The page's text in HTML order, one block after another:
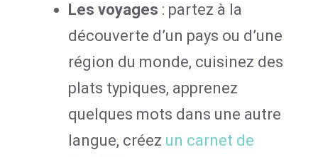
Les voyages : partez à la
découverte d’un pays ou d’une
région du monde, cuisinez des
plats typiques, apprenez
quelques mots dans une autre
langue, créez un carnet de